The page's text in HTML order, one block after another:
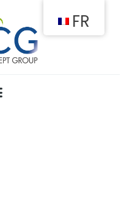
FR